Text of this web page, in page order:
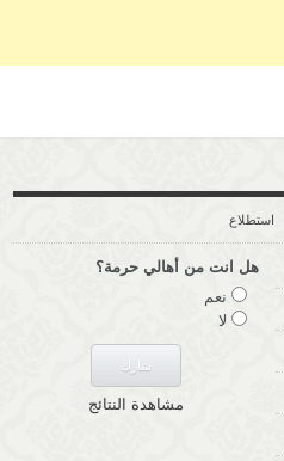
استطلاع
هل انت من أهالي حرمة؟
نعم
لا
مشاهدة النتائج